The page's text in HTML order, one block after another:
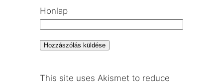
Honlap
This site uses Akismet to reduce